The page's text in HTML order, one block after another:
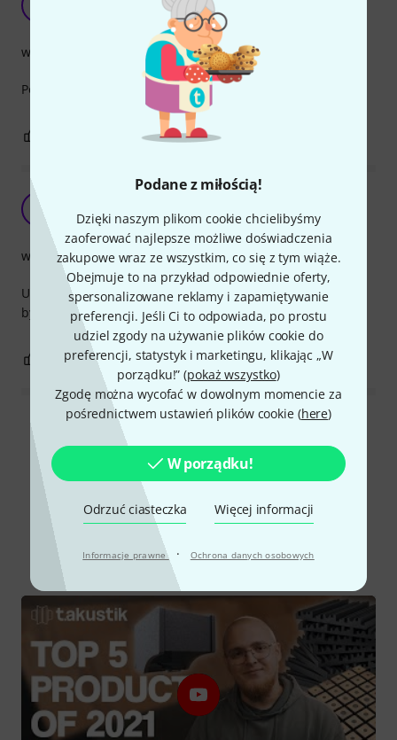
Podane z miłością!
Dzięki naszym plikom cookie chcielibyśmy
zaoferować najlepsze możliwe doświadczenia
zakupowe wraz ze wszystkim, co się z tym wiąże.
Obejmuje to na przykład odpowiednie oferty,
spersonalizowane reklamy i zapamiętywanie
preferencji. Jeśli Ci to odpowiada, po prostu
udziel zgody na używanie plików cookie do
preferencji, statystyk i marketingu, klikając „W
porządku!” (pokaż wszystko)
Zgodę można wycofać w dowolnym momencie za
pośrednictwem ustawień plików cookie (here)
W porządku!
Odrzuć ciasteczka Więcej informacji
Informacje prawne · Ochrona danych osobowych
Bloodnatt 04.06.2018
Polecam wszystkim jak najbardziej , profesjonalny sprzet!
wykończenie
ZGŁOŚ NADUŻYCIE
B
Bazok 04.12.2023
Używam z Adamami T7V. Robi swoją robotę, choć mogłoby
być trochę tańsze :)
wykończenie
0 ZGŁOŚ NADUŻYCIE
Wszystkie oceny
Czy wiesz że?
Wszystko Filmy Poradniki